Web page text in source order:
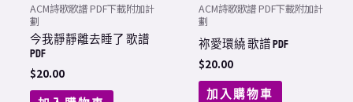
ACM詩歌歌譜 PDF下載附加計
劃
今我靜靜離去睡了 歌譜
PDF
$20.00
ACM詩歌歌譜 PDF下載附加計
劃
祢愛環繞 歌譜 PDF
$20.00
加入購物車